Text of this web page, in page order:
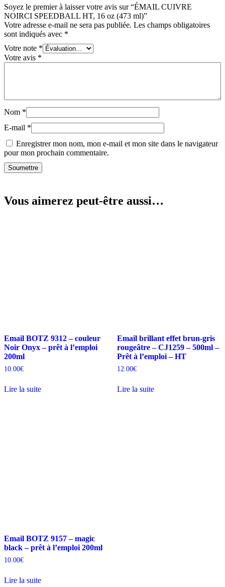
Soyez le premier à laisser votre avis sur “ÉMAIL CUIVRE
NOIRCI SPEEDBALL HT, 16 oz (473 ml)”
Votre adresse e-mail ne sera pas publiée. Les champs obligatoires
sont indiqués avec *
Votre note *
Votre avis *
Nom *
E-mail *
Enregistrer mon nom, mon e-mail et mon site dans le navigateur
pour mon prochain commentaire.
Vous aimerez peut-être aussi…
Email BOTZ 9312 – couleur
Noir Onyx – prêt à l’emploi
200ml
10.00€
Lire la suite
Email brillant effet brun-gris
rougeâtre – CJ1259 – 500ml –
Prêt à l’emploi – HT
12.00€
Lire la suite
Email BOTZ 9157 – magic
black – prêt à l’emploi 200ml
10.00€
Lire la suite